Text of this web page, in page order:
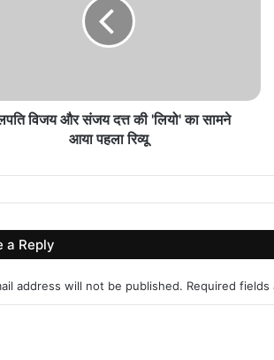
विजय और संजय दत्त की 'लियो' का सामने
आया पहला रिव्यू
a Reply
address will not be published. Required fields